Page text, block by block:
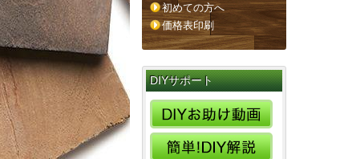
初めての方へ
価格表印刷
DIYサポート